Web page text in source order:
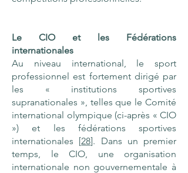
Le CIO et les Fédérations
internationales
Au niveau international, le sport
professionnel est fortement dirigé par
les « institutions sportives
supranationales », telles que le Comité
international olympique (ci-après « CIO
») et les fédérations sportives
internationales [28]. Dans un premier
temps, le CIO, une organisation
internationale non gouvernementale à